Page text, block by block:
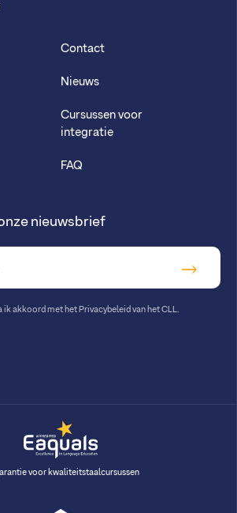
Contact
Nieuws
Cursussen voor
integratie
FAQ
nieuwsbrief
ik akkoord met het Privacybeleid van het CLL
voor kwaliteitstaalcursussen